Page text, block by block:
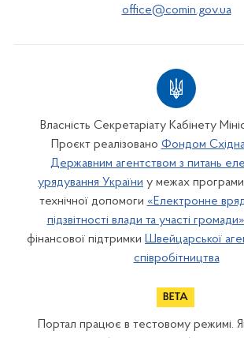
office@comin.gov.ua
Власність Секретаріату Кабінету
Проєкт реалізовано Фондом
Державним агентством з питань
урядування України у межах
технічної допомоги «Електронне
підзвітності влади та участі громади»
фінансової підтримки Швейцарської
співробітництва
Портал працює в тестовому режимі.